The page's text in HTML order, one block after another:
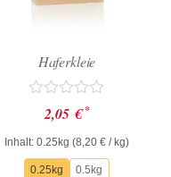
Haferkleie
Bewertet
mit
0
von
5
2,05 € *
Inhalt: 0.25kg (8,20 € / kg)
0.25kg 0.5kg